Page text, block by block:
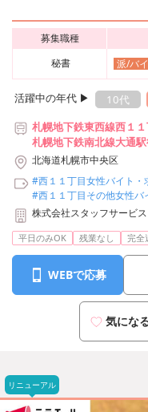
募集職種
秘書
派/バ
活躍中の年代 ▶︎ 10代
札幌地下鉄東西線西１
札幌地下鉄南北線大通
北海道札幌市中央区
#西１１丁目女性バイト・
#西１１丁目その他女性バ
株式会社スタッフサービス
平日のみOK 残業なし 完全
WEBで応募
気にな
リニューアル